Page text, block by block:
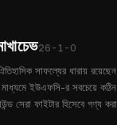
26-1-0
সাফল্যের ধারায়
মাধ্যমে ইউএফসি-র সবচেয়ে
সেরা ফাইটার হিসেবে গণ্য